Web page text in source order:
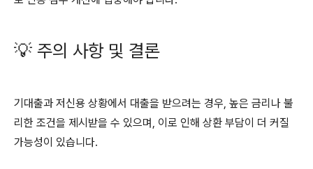
💡 주의 사항 및 결론
기대출과 저신용 상황에서 대출을 받으려는 경우, 높은 금리나 불
리한 조건을 제시받을 수 있으며, 이로 인해 상환 부담이 더 커질
가능성이 있습니다.